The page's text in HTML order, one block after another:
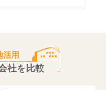
活用
社を比較